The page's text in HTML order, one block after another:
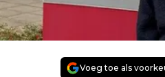
Voeg toe als